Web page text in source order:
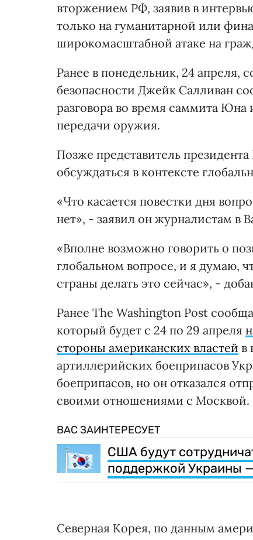
вторжением РФ, заявив в
только на гуманитарной или
широкомасштабной атаке на
Ранее в понедельник, 24 апреля,
безопасности Джейк Салливан
разговора во время саммита Юна
передачи оружия.
Позже представитель
обсуждаться в контексте
«Что касается повестки дня
нет», - заявил он журналистам в
«Вполне возможно говорить о
глобальном вопросе, и я думаю,
страны делать это сейчас», -
Ранее The Washington Post
который будет с 24 по 29 апреля
стороны американских властей в
артиллерийских боеприпасов
боеприпасов, но он отказался
своими отношениями с Москвой.
ВАС ЗАИНТЕРЕСУЕТ
США будут
поддержкой Украины
Северная Корея, по данным